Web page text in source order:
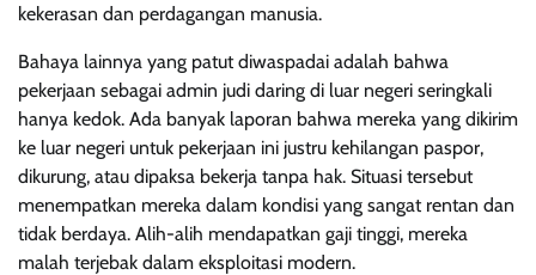
kekerasan dan perdagangan manusia.
Bahaya lainnya yang patut diwaspadai adalah bahwa
pekerjaan sebagai admin judi daring di luar negeri seringkali
hanya kedok. Ada banyak laporan bahwa mereka yang dikirim
ke luar negeri untuk pekerjaan ini justru kehilangan paspor,
dikurung, atau dipaksa bekerja tanpa hak. Situasi tersebut
menempatkan mereka dalam kondisi yang sangat rentan dan
tidak berdaya. Alih-alih mendapatkan gaji tinggi, mereka
malah terjebak dalam eksploitasi modern.